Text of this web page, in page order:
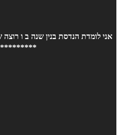
אני לומדת הנדסת בנין שנה ב ו
אפשר ליצר קישא איתי איאם